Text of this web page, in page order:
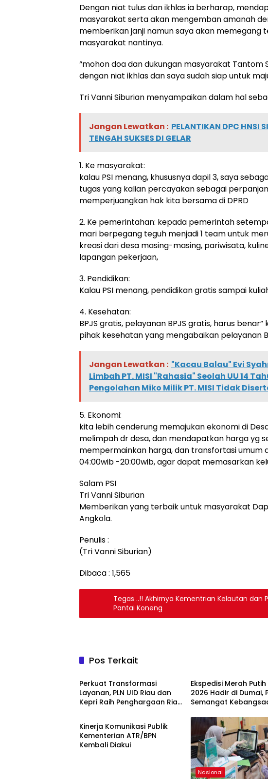
Dengan niat tulus dan ikhlas ia berharap,
masyarakat serta akan mengemban amanah
memberikan janji namun saya akan memegang
masyarakat nantinya.
“mohon doa dan dukungan masyarakat Tantom
dengan niat ikhlas dan saya sudah siap untuk
Tri Vanni Siburian menyampaikan dalam hal
Jangan Lewatkan : PELANTIKAN DPC HNSI
TENGAH SUKSES DI GELAR
1. Ke masyarakat:
kalau PSI menang, khususnya dapil 3, saya
tugas yang kalian percayakan sebagai
memperjuangkan hak kita bersama di DPRD
2. Ke pemerintahan: kepada pemerintah
mari berpegang teguh menjadi 1 team untuk
kreasi dari desa masing-masing, pariwisata,
lapangan pekerjaan,
3. Pendidikan:
Kalau PSI menang, pendidikan gratis sampai
4. Kesehatan:
BPJS gratis, pelayanan BPJS gratis, harus
pihak kesehatan yang mengabaikan pelayanan
Jangan Lewatkan : "Kacau Balau" Evi
Limbah PT. MISI "Rahasia" Seolah UU 14
Pengolahan Miko Milik PT. MISI Tidak
5. Ekonomi:
kita lebih cenderung memajukan ekonomi di
melimpah dr desa, dan mendapatkan harga yg
mempermainkan harga, dan transfortasi umum
04:00wib -20:00wib, agar dapat memasarkan
Salam PSI
Tri Vanni Siburian
Memberikan yang terbaik untuk masyarakat
Angkola.
Penulis :
(Tri Vanni Siburian)
Dibaca : 1,565
Tegas ..!! Akhirnya Kementrian Kelautan dan
Pantai Koneng
Pos Terkait
Nasional
Perkuat Transformasi
Layanan, PLN UID Riau dan
Kepri Raih Penghargaan Riau
Ekspedisi Merah Putih
2026 Hadir di Dumai,
Semangat
Nasional
Kinerja Komunikasi Publik
Kementerian ATR/BPN
Kembali Diakui
Nasional